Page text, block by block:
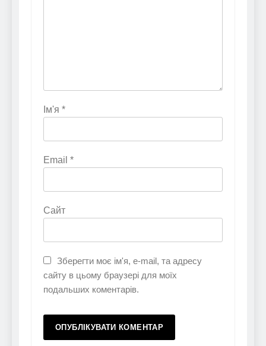
Ім'я *
Email *
Сайт
Зберегти моє ім'я, e-mail, та адресу
сайту в цьому браузері для моїх
подальших коментарів.